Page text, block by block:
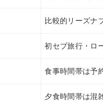
比較的リーズナ
初セブ旅行・ロ
食事時間帯は予
夕食時間帯は混